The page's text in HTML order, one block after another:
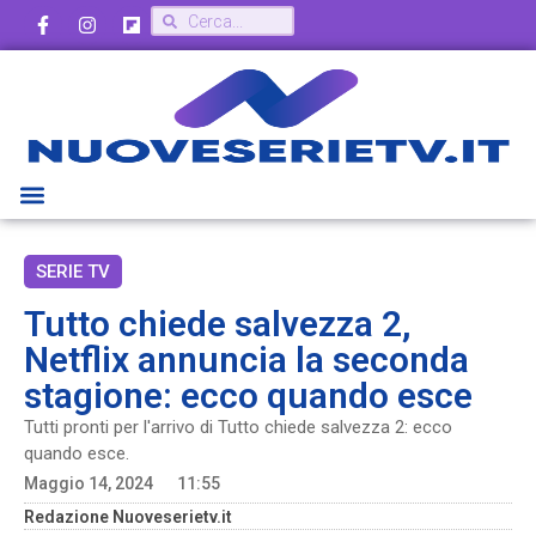
SERIE TV
Tutto chiede salvezza 2,
Netflix annuncia la seconda
stagione: ecco quando esce
Tutti pronti per l'arrivo di Tutto chiede salvezza 2: ecco
quando esce.
Maggio 14, 2024
11:55
Redazione Nuoveserietv.it